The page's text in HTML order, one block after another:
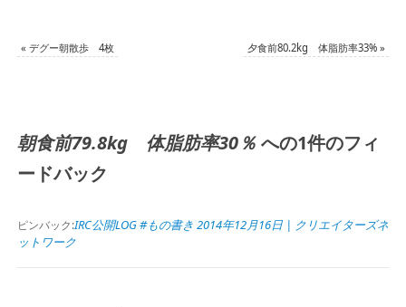
« デグー朝散歩 4枚 夕食前80.2kg 体脂肪率33%»
朝食前79.8kg 体脂肪率30％への1件のフィ
ードバック
ピンバック:IRC公開LOG #もの書き 2014年12月16日 | クリエイターズネ
ットワーク